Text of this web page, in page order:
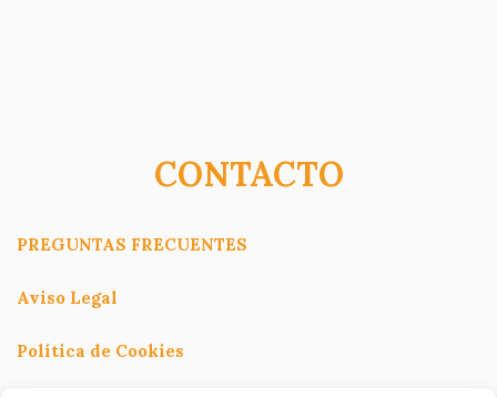
CONTACTO
PREGUNTAS FRECUENTES
Aviso Legal
Política de Cookies